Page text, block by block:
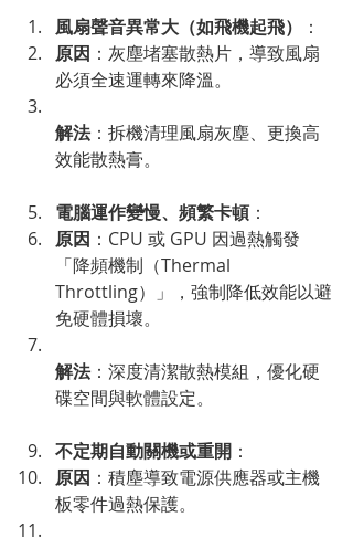
風扇聲音異常大（如飛機起飛）
：
原因 ：灰塵堵塞散熱片，導致風扇
必須全速運轉來降溫。
解法：拆機清理風扇灰塵、更換高
效能散熱膏。
電腦運作變慢、頻繁卡頓 ：
原因 ：CPU 或 GPU 因過熱觸發
「降頻機制（Thermal
Throttling）」，強制降低效能以避
免硬體損壞。
解法：深度清潔散熱模組，優化硬
碟空間與軟體設定。
不定期自動關機或重開 ：
原因 ：積塵導致電源供應器或主機
板零件過熱保護。